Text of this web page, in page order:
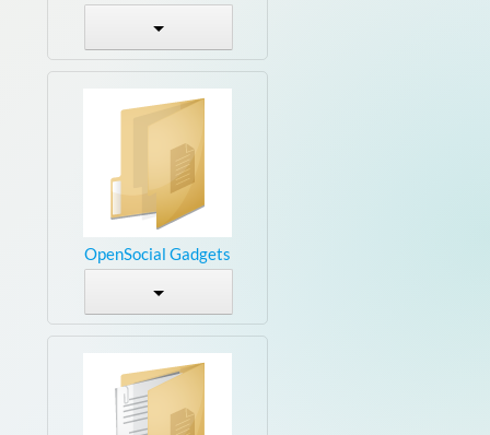
OpenSocial Gadgets